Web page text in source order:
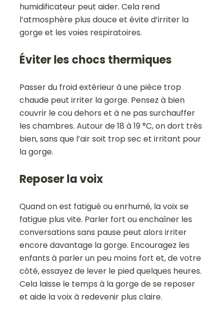
humidificateur peut aider. Cela rend
l’atmosphère plus douce et évite d’irriter la
gorge et les voies respiratoires.
Éviter les chocs thermiques
Passer du froid extérieur à une pièce trop
chaude peut irriter la gorge. Pensez à bien
couvrir le cou dehors et à ne pas surchauffer
les chambres. Autour de 18 à 19 °C, on dort très
bien, sans que l’air soit trop sec et irritant pour
la gorge.
Reposer la voix
Quand on est fatigué ou enrhumé, la voix se
fatigue plus vite. Parler fort ou enchaîner les
conversations sans pause peut alors irriter
encore davantage la gorge. Encouragez les
enfants à parler un peu moins fort et, de votre
côté, essayez de lever le pied quelques heures.
Cela laisse le temps à la gorge de se reposer
et aide la voix à redevenir plus claire.